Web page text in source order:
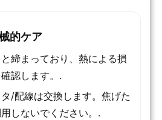
的ケア
締まっており、熱による損
認します。.
/配線は交換します。焦げた
しないでください。.